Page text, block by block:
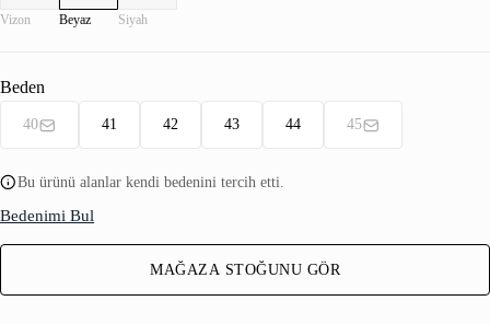
Vizon Beyaz Siyah
Beden
40 41 42 43 44 45
Bu ürünü alanlar kendi bedenini tercih etti.
Bedenimi Bul
MAĞAZA STOĞUNU GÖR